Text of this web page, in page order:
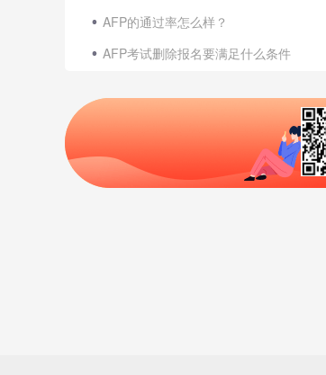
AFP的通过率怎么样？
AFP考试删除报名要满足什么条件